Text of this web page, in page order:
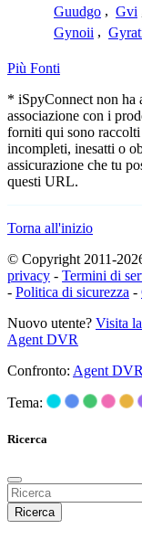
Guudgo , Gvi
Gynoii ,
Più Fonti
* iSpyConnect non ha
associazione con i
forniti qui sono raccolti
incompleti, inesatti o
assicurazione che tu
questi URL.
Torna all'inizio
© Copyright 2011-
privacy - Termini di
- Politica di sicurezza -
Nuovo utente? Visita
Agent DVR
Confronto: Agent
Tema:
Ricerca
Ricerca